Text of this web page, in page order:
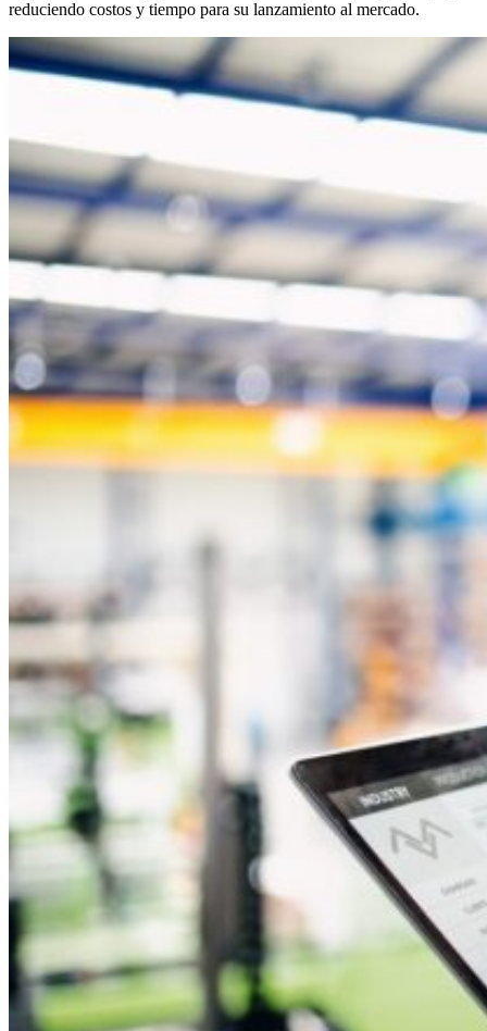
reduciendo costos y tiempo para su lanzamiento al mercado.